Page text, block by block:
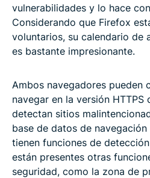
vulnerabilidades y lo hace
Considerando que Firefox
voluntarios, su calendario de
es bastante impresionante.
Ambos navegadores pueden
navegar en la versión HTTPS
detectan sitios
base de datos de
tienen funciones de
están presentes otras
seguridad, como la zona de